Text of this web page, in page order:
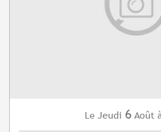
Le Jeudi 6 Août